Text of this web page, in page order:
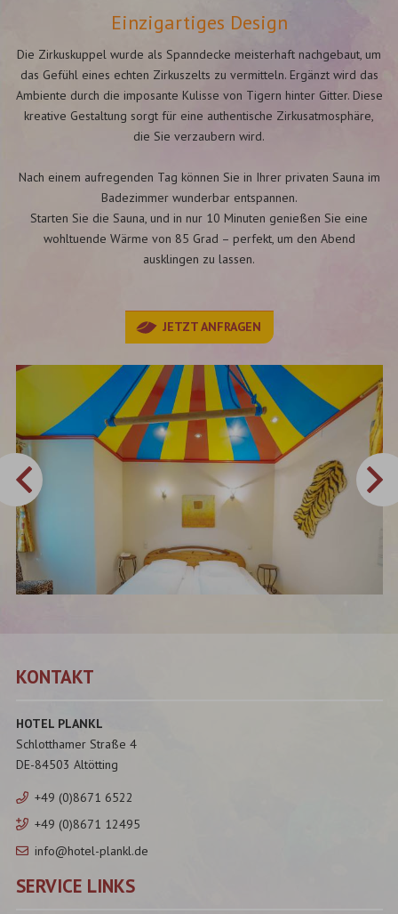
Einzigartiges Design
Die Zirkuskuppel wurde als Spanndecke meisterhaft nachgebaut, um
das Gefühl eines echten Zirkuszelts zu vermitteln. Ergänzt wird das
Ambiente durch die imposante Kulisse von Tigern hinter Gitter. Diese
kreative Gestaltung sorgt für eine authentische Zirkusatmosphäre,
die Sie verzaubern wird.
Nach einem aufregenden Tag können Sie in Ihrer privaten Sauna im
Badezimmer wunderbar entspannen.
Starten Sie die Sauna, und in nur 10 Minuten genießen Sie eine
wohltuende Wärme von 85 Grad – perfekt, um den Abend
ausklingen zu lassen.
JETZT ANFRAGEN
KONTAKT
HOTEL PLANKL
Schlotthamer Straße 4
DE-84503 Altötting
+49 (0)8671 6522
+49 (0)8671 12495
info@hotel-plankl.de
SERVICE LINKS